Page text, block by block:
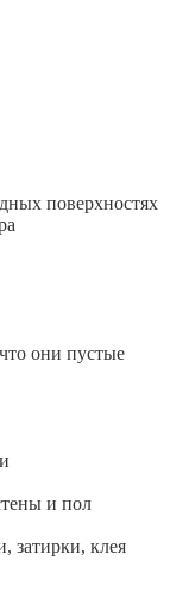
поверхностях
они пустые
и пол
затирки, клея